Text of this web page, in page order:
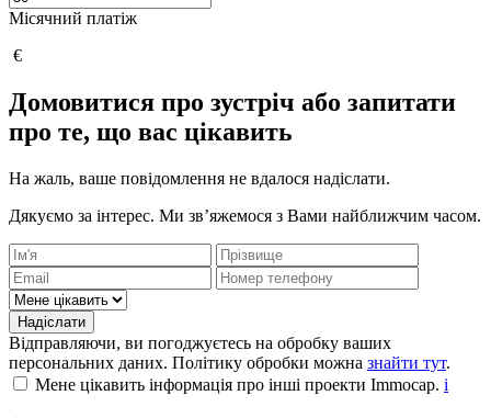
Місячний платіж
€
Домовитися про зустріч або запитати
про те, що вас цікавить
На жаль, ваше повідомлення не вдалося надіслати.
Дякуємо за інтерес. Ми зв’яжемося з Вами найближчим часом.
Надіслати
Відправляючи, ви погоджуєтесь на обробку ваших
персональних даних. Політику обробки можна знайти тут.
Мене цікавить інформація про інші проекти Immocap. i